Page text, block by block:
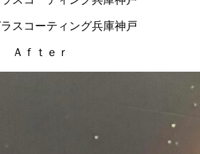
Ａｆｔｅｒ